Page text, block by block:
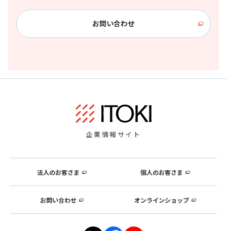
お問い合わせ
企業情報サイト
法人のお客さま 個人のお客さま
お問い合わせ オンラインショップ